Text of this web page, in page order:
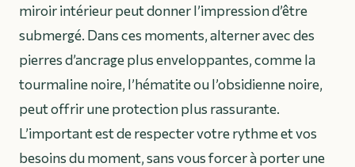
miroir intérieur peut donner l’impression d’être
submergé. Dans ces moments, alterner avec des
pierres d’ancrage plus enveloppantes, comme la
tourmaline noire, l’hématite ou l’obsidienne noire,
peut offrir une protection plus rassurante.
L’important est de respecter votre rythme et vos
besoins du moment, sans vous forcer à porter une